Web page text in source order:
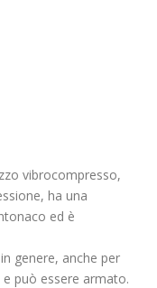
vibrocompresso,
ha una
ed è
genere, anche per
può essere armato.